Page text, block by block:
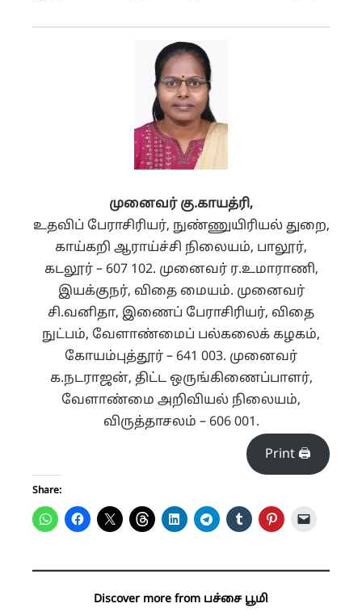
முனைவர் கு.காயத்ரி,
உதவிப் பேராசிரியர், நுண்ணுயிரியல் துறை,
காய்கறி ஆராய்ச்சி நிலையம், பாலூர்,
கடலூர் – 607 102. முனைவர் ர.உமாராணி,
இயக்குநர், விதை மையம். முனைவர்
சி.வனிதா, இணைப் பேராசிரியர், விதை
நுட்பம், வேளாண்மைப் பல்கலைக் கழகம்,
கோயம்புத்தூர் – 641 003. முனைவர்
க.நடராஜன், திட்ட ஒருங்கிணைப்பாளர்,
வேளாண்மை அறிவியல் நிலையம்,
விருத்தாசலம் – 606 001.
Print 🖨
Share:
Discover more from பச்சை பூமி